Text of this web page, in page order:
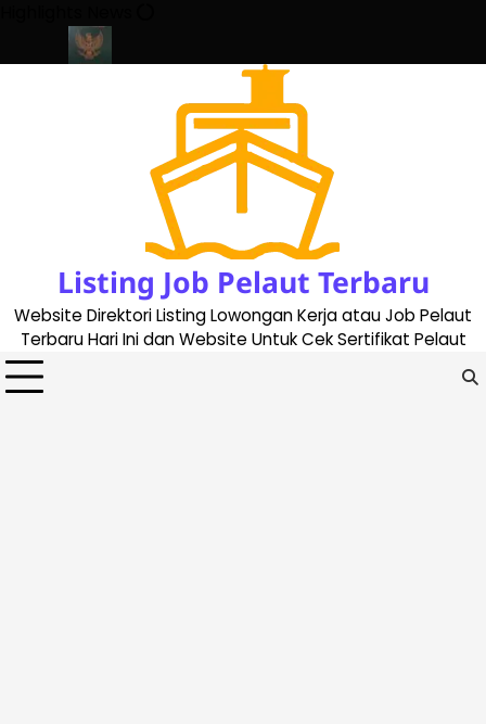
content
Listing Job Pelaut Terbaru
Website Direktori Listing Lowongan Kerja atau Job Pelaut
Terbaru Hari Ini dan Website Untuk Cek Sertifikat Pelaut